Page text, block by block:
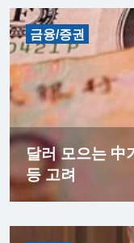
금융/증권
달러 모으는 中
등 고려